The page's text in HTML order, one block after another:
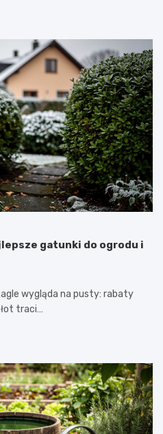
gatunki do ogrodu i
wygląda na pusty: rabaty
traci…